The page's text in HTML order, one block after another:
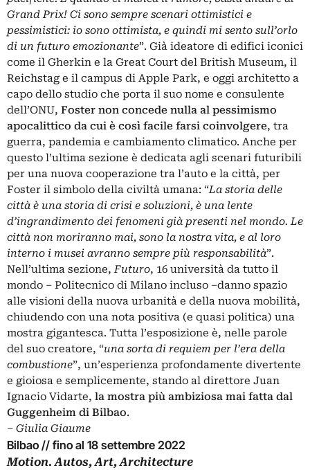
Grand Prix! Ci sono sempre scenari ottimistici e
pessimistici: io sono ottimista, e quindi mi sento sull’orlo
di un futuro emozionante”. Già ideatore di edifici iconici
come il Gherkin e la Great Court del British Museum, il
Reichstag e il campus di Apple Park, e oggi architetto a
capo dello studio che porta il suo nome e consulente
dell’ONU, Foster non concede nulla al pessimismo
apocalittico da cui è così facile farsi coinvolgere, tra
guerra, pandemia e cambiamento climatico. Anche per
questo l’ultima sezione è dedicata agli scenari futuribili
per una nuova cooperazione tra l’auto e la città, per
Foster il simbolo della civiltà umana: “La storia delle
città è una storia di crisi e soluzioni, è una lente
d’ingrandimento dei fenomeni già presenti nel mondo. Le
città non moriranno mai, sono la nostra vita, e al loro
interno i musei avranno sempre più responsabilità”.
Nell’ultima sezione,Futuro, 16 università da tutto il
mondo ‒ Politecnico di Milano incluso ‒danno spazio
alle visioni della nuova urbanità e della nuova mobilità,
chiudendo con una nota positiva (e quasi politica) una
mostra gigantesca. Tutta l’esposizione è, nelle parole
del suo creatore, “una sorta di requiem per l’era della
combustione”, un’esperienza profondamente divertente
e gioiosa e semplicemente, stando al direttore Juan
Ignacio Vidarte, la mostra più ambiziosa mai fatta dal
Guggenheim di Bilbao.
‒ Giulia Giaume
Bilbao // fino al 18 settembre 2022
Motion. Autos, Art, Architecture